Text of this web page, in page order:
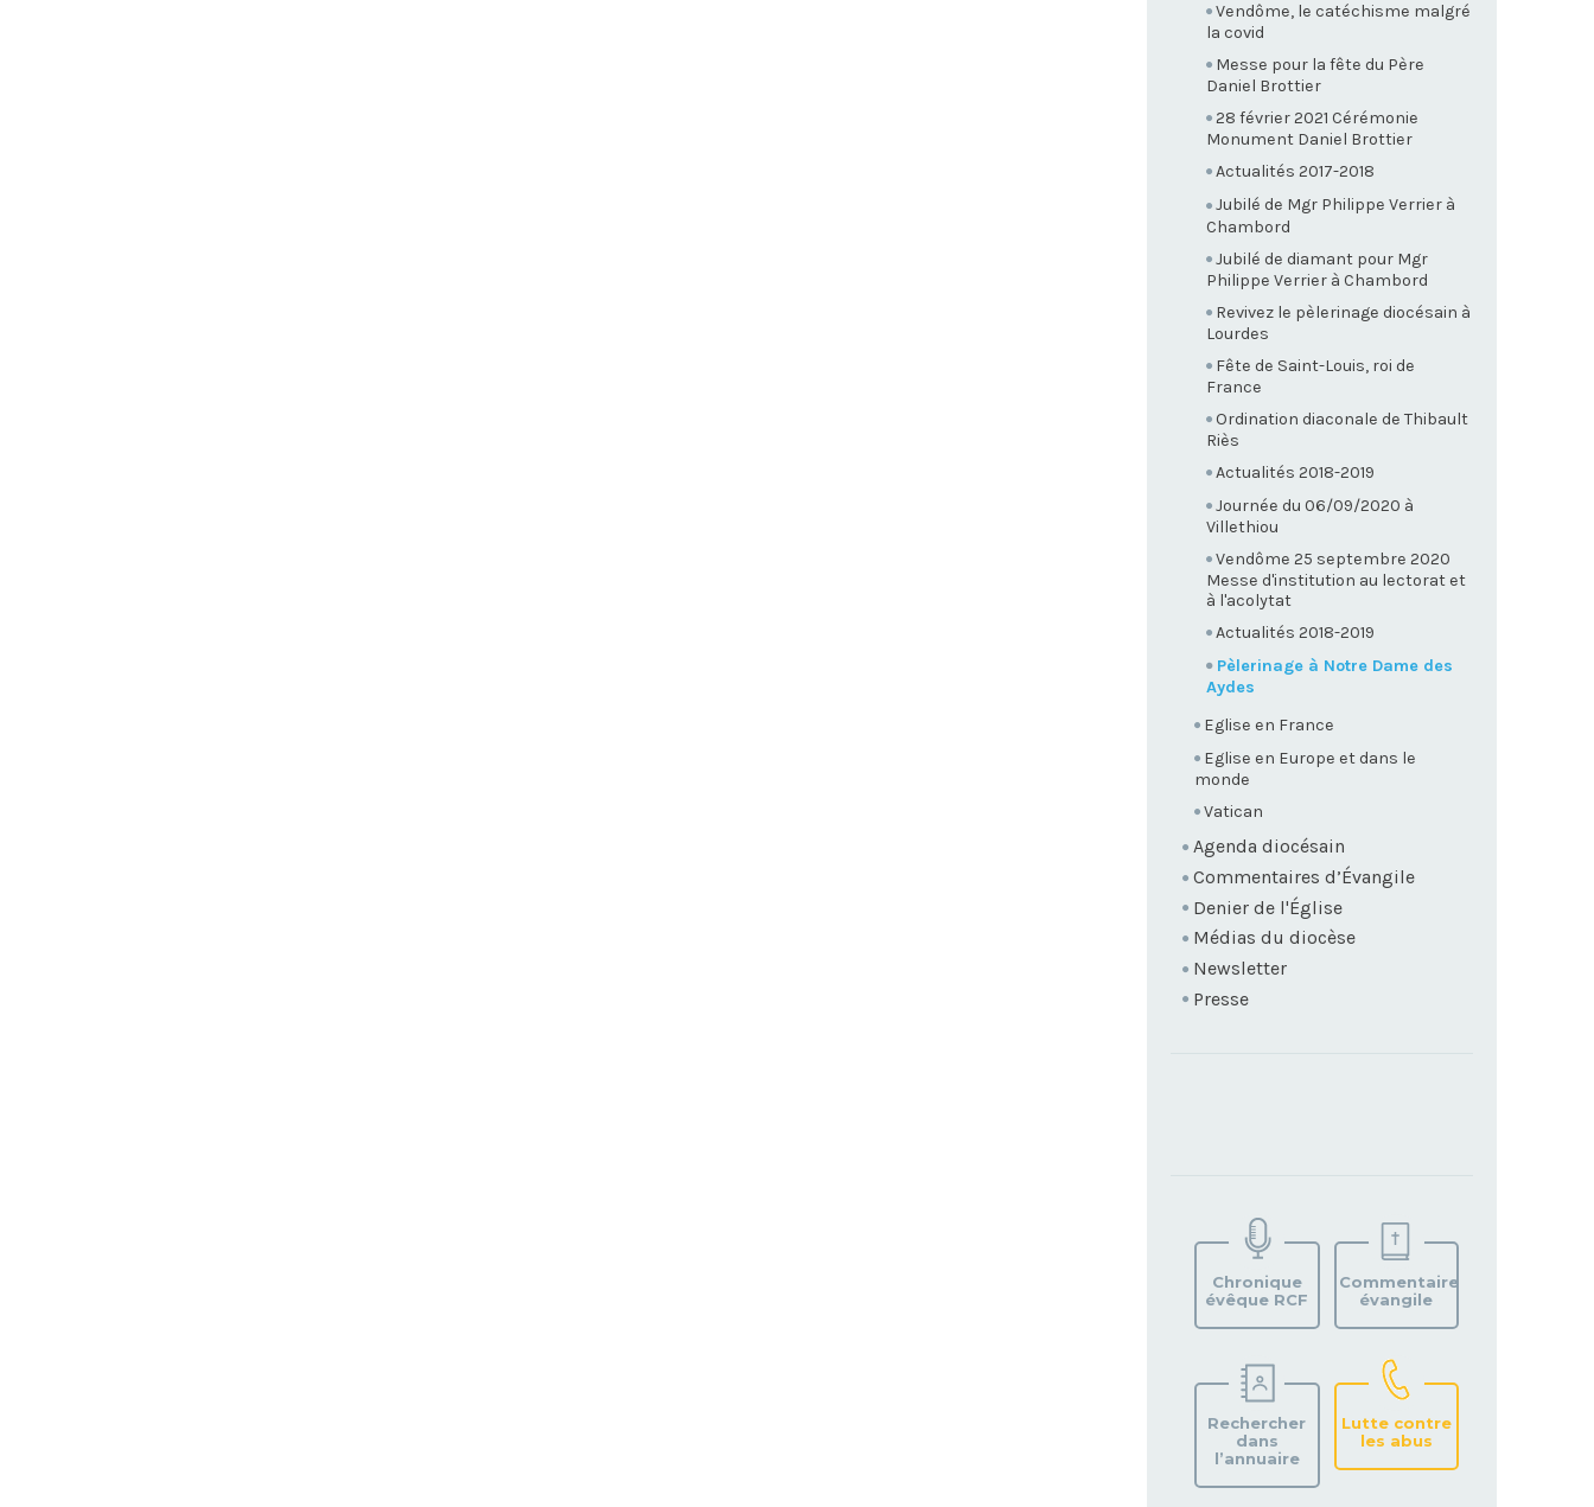
Vendôme, le catéchisme malgré
la covid
Messe pour la fête du Père
Daniel Brottier
28 février 2021 Cérémonie
Monument Daniel Brottier
Actualités 2017-2018
Jubilé de Mgr Philippe Verrier à
Chambord
Jubilé de diamant pour Mgr
Philippe Verrier à Chambord
Revivez le pèlerinage diocésain à
Lourdes
Fête de Saint-Louis, roi de
France
Ordination diaconale de Thibault
Riès
Actualités 2018-2019
Journée du 06/09/2020 à
Villethiou
Vendôme 25 septembre 2020
Messe d'institution au lectorat et
à l'acolytat
Actualités 2018-2019
Pèlerinage à Notre Dame des
Aydes
Eglise en France
Eglise en Europe et dans le
monde
Vatican
Agenda diocésain
Commentaires d’Évangile
Denier de l'Église
Médias du diocèse
Newsletter
Presse
VOTRE
PAROISSE
Chronique
évêque RCF
Commentaire
évangile
Rechercher
dans
l’annuaire
Lutte contre
les abus